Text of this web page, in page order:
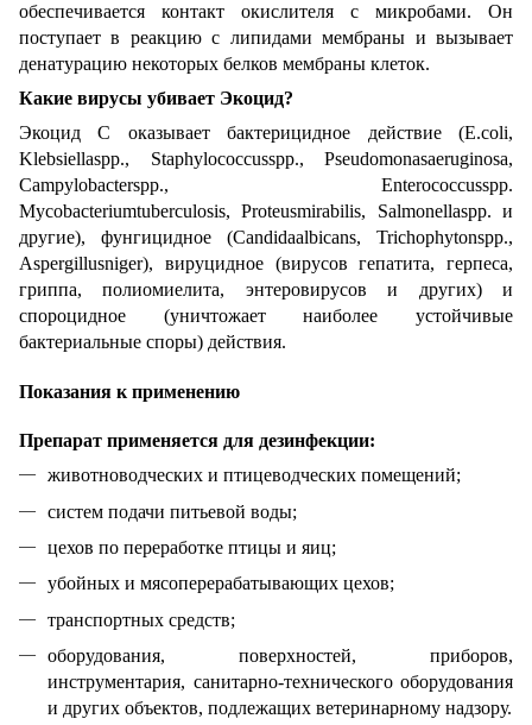
обеспечивается контакт окислителя с микробами. Он
поступает в реакцию с липидами мембраны и вызывает
денатурацию некоторых белков мембраны клеток.
Какие вирусы убивает Экоцид?
Экоцид С оказывает бактерицидное действие (E.coli,
Klebsiellaspp., Staphylococcusspp., Pseudomonasaeruginosa,
Campylobacterspp., Enterococcusspp.
Mycobacteriumtuberculosis, Proteusmirabilis, Salmonellaspp. и
другие), фунгицидное (Candidaalbicans, Trichophytonspp.,
Aspergillusniger), вируцидное (вирусов гепатита, герпеса,
гриппа, полиомиелита, энтеровирусов и других) и
спороцидное (уничтожает наиболее устойчивые
бактериальные споры) действия.
Показания к применению
Препарат применяется для дезинфекции:
животноводческих и птицеводческих помещений;
систем подачи питьевой воды;
цехов по переработке птицы и яиц;
убойных и мясоперерабатывающих цехов;
транспортных средств;
оборудования, поверхностей, приборов,
инструментария, санитарно-технического оборудования
и других объектов, подлежащих ветеринарному надзору.